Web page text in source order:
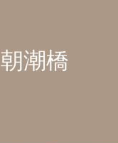
朝潮橋